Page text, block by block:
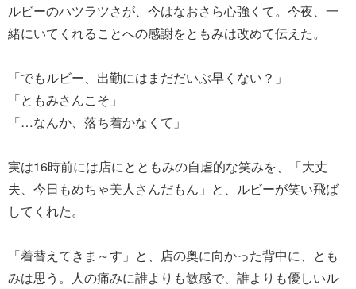
ルビーのハツラツさが、今はなおさら心強くて。今夜、一
緒にいてくれることへの感謝をともみは改めて伝えた。
「でもルビー、出勤にはまだだいぶ早くない？」
「ともみさんこそ」
「…なんか、落ち着かなくて」
実は16時前には店にとともみの自虐的な笑みを、「大丈
夫、今日もめちゃ美人さんだもん」と、ルビーが笑い飛ば
してくれた。
「着替えてきま～す」と、店の奥に向かった背中に、とも
みは思う。人の痛みに誰よりも敏感で、誰よりも優しいル